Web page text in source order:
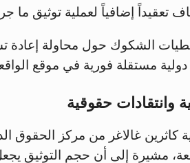
تعقيداً إضافياً لعملية توثيق ما
الشكوك حول محاولة إعادة
مستقلة فورية في موقع
وانتقادات حقوقية
غالاغر من مركز الحقوق
مشيرة إلى أن حجم التوثيق